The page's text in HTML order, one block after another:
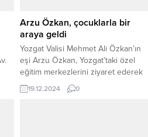
Arzu Özkan, çocuklarla bir
araya geldi
Yozgat Valisi Mehmet Ali Özkan’ın
eşi Arzu Özkan, Yozgat’taki özel
eğitim merkezlerini ziyaret ederek
özel gereksinimli çocuklarla bir
araya geldi. Arzu Özkan, Gelişim
19.12.2024 0